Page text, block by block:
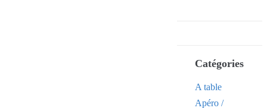
Catégories
A table
Apéro /